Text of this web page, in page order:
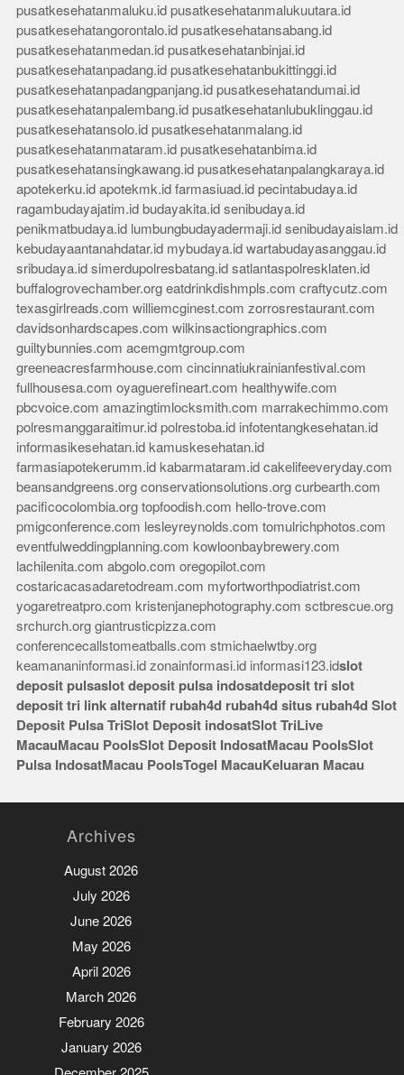
pusatkesehatanmaluku.id pusatkesehatanmalukuutara.id
pusatkesehatangorontalo.id pusatkesehatansabang.id
pusatkesehatanmedan.id pusatkesehatanbinjai.id
pusatkesehatanpadang.id pusatkesehatanbukittinggi.id
pusatkesehatanpadangpanjang.id pusatkesehatandumai.id
pusatkesehatanpalembang.id pusatkesehatanlubuklinggau.id
pusatkesehatansolo.id pusatkesehatanmalang.id
pusatkesehatanmataram.id pusatkesehatanbima.id
pusatkesehatansingkawang.id pusatkesehatanpalangkaraya.id
apotekerku.id apotekmk.id farmasiuad.id pecintabudaya.id
ragambudayajatim.id budayakita.id senibudaya.id
penikmatbudaya.id lumbungbudayadermaji.id senibudayaislam.id
kebudayaantanahdatar.id mybudaya.id wartabudayasanggau.id
sribudaya.id simerdupolresbatang.id satlantaspolresklaten.id
buffalogrovechamber.org eatdrinkdishmpls.com craftycutz.com
texasgirlreads.com williemcginest.com zorrosrestaurant.com
davidsonhardscapes.com wilkinsactiongraphics.com
guiltybunnies.com acemgmtgroup.com
greeneacresfarmhouse.com cincinnatiukrainianfestival.com
fullhousesa.com oyaguerefineart.com healthywife.com
pbcvoice.com amazingtimlocksmith.com marrakechimmo.com
polresmanggaraitimur.id polrestoba.id infotentangkesehatan.id
informasikesehatan.id kamuskesehatan.id
farmasiapotekerumm.id kabarmataram.id cakelifeeveryday.com
beansandgreens.org conservationsolutions.org curbearth.com
pacificocolombia.org topfoodish.com hello-trove.com
pmigconference.com lesleyreynolds.com tomulrichphotos.com
eventfulweddingplanning.com kowloonbaybrewery.com
lachilenita.com abgolo.com oregopilot.com
costaricacasadaretodream.com myfortworthpodiatrist.com
yogaretreatpro.com kristenjanephotography.com sctbrescue.org
srchurch.org giantrusticpizza.com
conferencecallstomeatballs.com stmichaelwtby.org
keamananinformasi.id zonainformasi.id informasi123.idslot
deposit pulsaslot deposit pulsa indosatdeposit tri slot
deposit tri link alternatif rubah4d rubah4d situs rubah4d Slot
Deposit Pulsa TriSlot Deposit indosatSlot TriLive
MacauMacau PoolsSlot Deposit IndosatMacau PoolsSlot
Pulsa IndosatMacau PoolsTogel MacauKeluaran Macau
Archives
August 2026
July 2026
June 2026
May 2026
April 2026
March 2026
February 2026
January 2026